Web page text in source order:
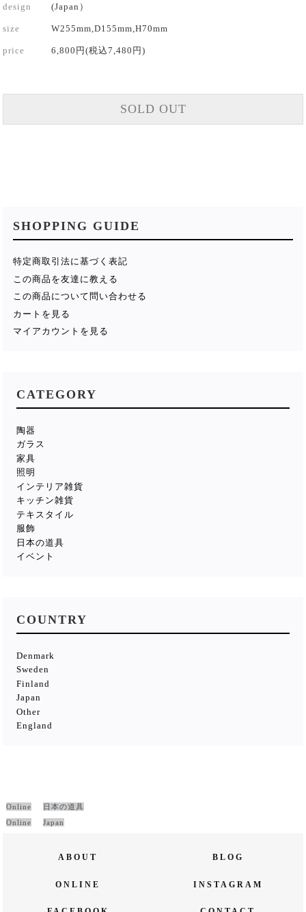
design (Japan）
size W255mm,D155mm,H70mm
price 6,800円(税込7,480円)
SOLD OUT
SHOPPING GUIDE
特定商取引法に基づく表記
この商品を友達に教える
この商品について問い合わせる
カートを見る
マイアカウントを見る
CATEGORY
陶器
ガラス
家具
照明
インテリア雑貨
キッチン雑貨
テキスタイル
服飾
日本の道具
イベント
COUNTRY
Denmark
Sweden
Finland
Japan
Other
England
Online
日本の道具
Online
Japan
ABOUT BLOG
ONLINE INSTAGRAM